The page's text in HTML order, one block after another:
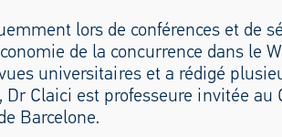
lors de conférences et de
de la concurrence dans le
universitaires et a rédigé
Claici est professeure invitée au
Barcelone.